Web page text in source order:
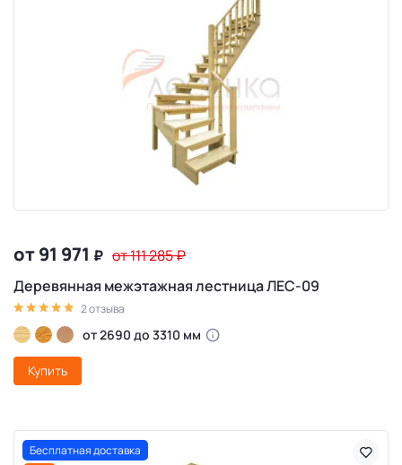
от 91 971 ₽ от 111 285₽
Деревянная межэтажная лестница ЛЕС-09
2 отзыва
от 2690 до 3310 мм
Купить
Бесплатная доставка